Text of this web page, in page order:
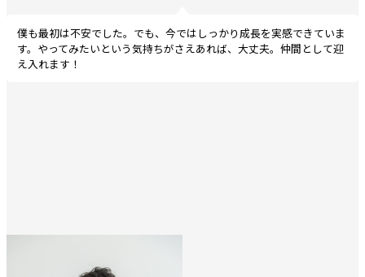
僕も最初は不安でした。でも、今ではしっかり成長を実感できていま
す。やってみたいという気持ちがさえあれば、大丈夫。仲間として迎
え入れます！